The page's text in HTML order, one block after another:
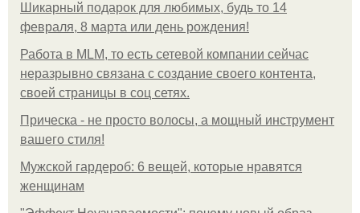
Шикарный подарок для любимых, будь то 14
февраля, 8 марта или день рождения!
Работа в MLM, то есть сетевой компании сейчас
неразрывно связана с создание своего контента,
своей страницы в соц сетях.
Прическа - не просто волосы, а мощный инструмент
вашего стиля!
Мужской гардероб: 6 вещей, которые нравятся
женщинам